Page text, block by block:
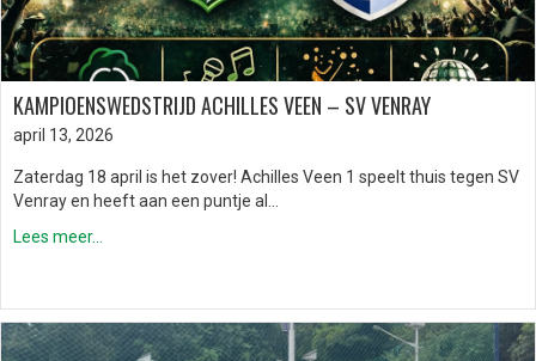
KAMPIOENSWEDSTRIJD ACHILLES VEEN – SV VENRAY
april 13, 2026
Zaterdag 18 april is het zover! Achilles Veen 1 speelt thuis tegen SV
Venray en heeft aan een puntje al…
Lees meer...